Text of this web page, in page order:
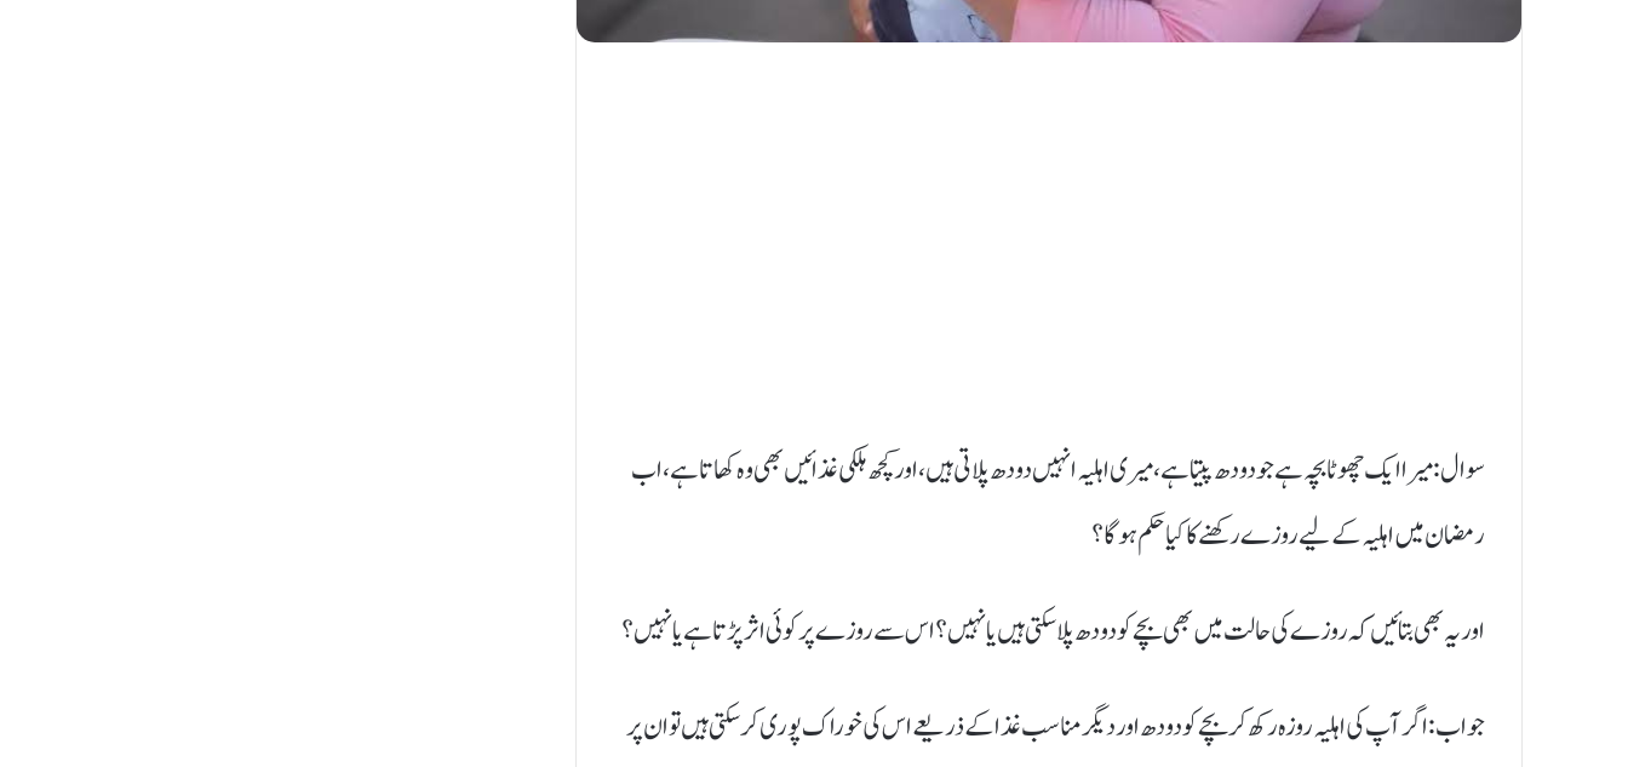
سوال: میرا ایک چھوٹا بچہ ہے جو دودھ پیتا ہے، میری اہلیہ انہیں دودھ پلاتی ہیں، اور کچھ ہلکی غذائیں بھی وہ کھاتا ہے، اب
رمضان میں اہلیہ کے لیے روزے رکھنے کا کیا حکم ہوگا ؟
اور یہ بھی بتائیں کہ روزے کی حالت میں بھی بچے کو دودھ پلاسکتی ہیں یا نہیں ؟اس سے روزے پر کوئی اثر پڑتا ہے یا نہیں؟
جواب: اگر آپ کی اہلیہ روزہ رکھ کر بچے کو دودھ اور دیگر مناسب غذا کے ذریعے اس کی خوراک پوری کرسکتی ہیں تو ان پر